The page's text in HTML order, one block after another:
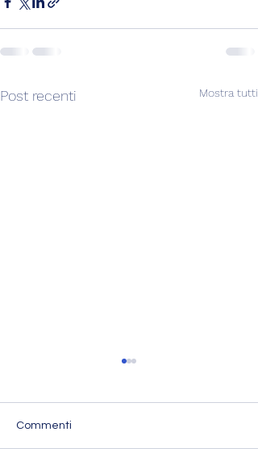
Post recenti Mostra tutti
Commenti